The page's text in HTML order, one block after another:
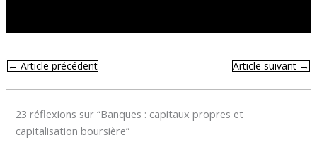
← Article précédent Article suivant →
23 réflexions sur “Banques : capitaux propres et
capitalisation boursière”